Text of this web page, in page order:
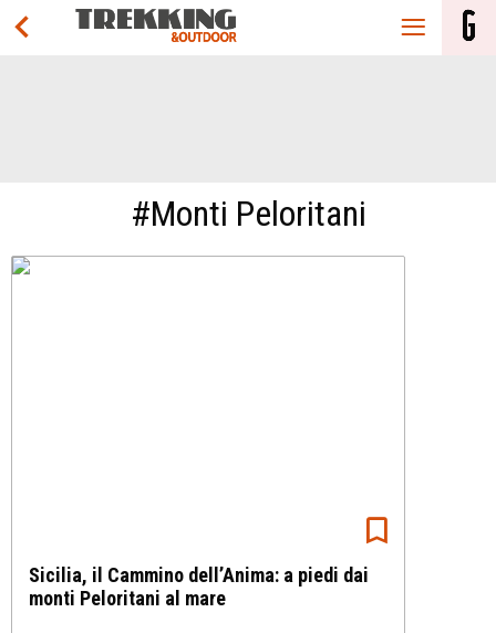
#Monti Peloritani
Sicilia, il Cammino dell’Anima: a piedi dai
monti Peloritani al mare